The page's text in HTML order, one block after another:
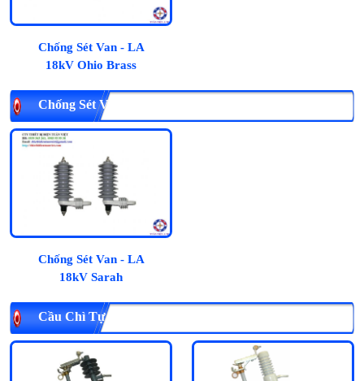
Chống Sét Van - LA
18kV Ohio Brass
Chống Sét Van - LA 18kV Sarah
Chống Sét Van - LA
18kV Sarah
Cầu Chì Tự Rơi FCO 27kV